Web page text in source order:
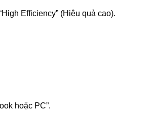
Efficiency” (Hiệu quả cao).
hoặc PC”.